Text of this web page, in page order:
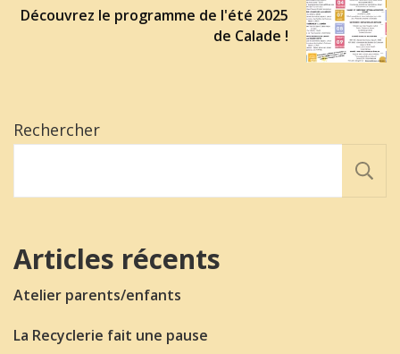
Découvrez le programme de l'été 2025
de Calade !
Rechercher
Articles récents
Atelier parents/enfants
La Recyclerie fait une pause